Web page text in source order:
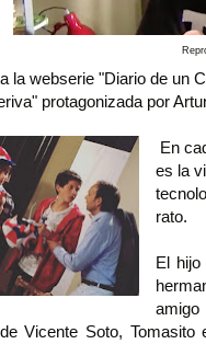
la webserie "Diario de un
protagonizada por
En
es la
rato.
El
Vicente Soto,